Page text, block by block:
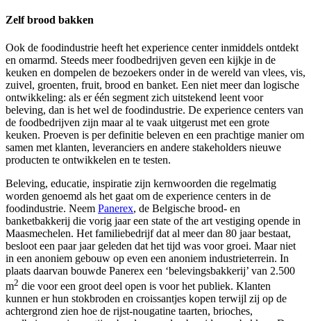
Zelf brood bakken
Ook de foodindustrie heeft het experience center inmiddels ontdekt
en omarmd. Steeds meer foodbedrijven geven een kijkje in de
keuken en dompelen de bezoekers onder in de wereld van vlees, vis,
zuivel, groenten, fruit, brood en banket. Een niet meer dan logische
ontwikkeling: als er één segment zich uitstekend leent voor
beleving, dan is het wel de foodindustrie. De experience centers van
de foodbedrijven zijn maar al te vaak uitgerust met een grote
keuken. Proeven is per definitie beleven en een prachtige manier om
samen met klanten, leveranciers en andere stakeholders nieuwe
producten te ontwikkelen en te testen.
Beleving, educatie, inspiratie zijn kernwoorden die regelmatig
worden genoemd als het gaat om de experience centers in de
foodindustrie. Neem Panerex, de Belgische brood- en
banketbakkerij die vorig jaar een state of the art vestiging opende in
Maasmechelen. Het familiebedrijf dat al meer dan 80 jaar bestaat,
besloot een paar jaar geleden dat het tijd was voor groei. Maar niet
in een anoniem gebouw op even een anoniem industrieterrein. In
plaats daarvan bouwde Panerex een ‘belevingsbakkerij’ van 2.500
m2 die voor een groot deel open is voor het publiek. Klanten
kunnen er hun stokbroden en croissantjes kopen terwijl zij op de
achtergrond zien hoe de rijst-nougatine taarten, brioches,